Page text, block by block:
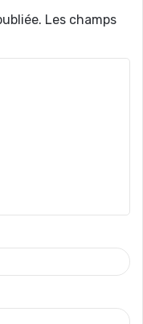
Les champs